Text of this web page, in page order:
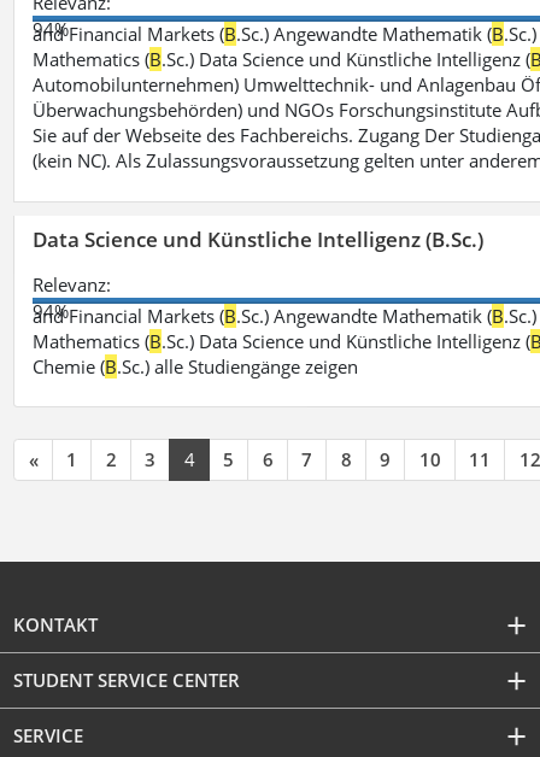
94%
and Financial Markets (B.Sc.) Angewandte Mathematik (B
Mathematics (B.Sc.) Data Science und Künstliche Intelligenz (
Automobilunternehmen) Umwelttechnik- und Anlagenbau
Überwachungsbehörden) und NGOs Forschungsinstitute
Sie auf der Webseite des Fachbereichs. Zugang Der
(kein NC). Als Zulassungsvoraussetzung gelten unter
Data Science und Künstliche Intelligenz (B.Sc.)
Relevanz:
94%
and Financial Markets (B.Sc.) Angewandte Mathematik (B
Mathematics (B.Sc.) Data Science und Künstliche Intelligenz (
Chemie (B.Sc.) alle Studiengänge zeigen
« 1 2 3 4 5 6 7 8 9 10 11 12
KONTAKT
STUDENT SERVICE CENTER
SERVICE